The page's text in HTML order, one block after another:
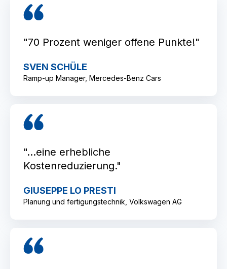
"70 Prozent weniger offene Punkte!"
SVEN SCHÜLE
Ramp-up Manager, Mercedes-Benz Cars
"...eine erhebliche
Kostenreduzierung."
GIUSEPPE LO PRESTI
Planung und fertigungstechnik, Volkswagen AG